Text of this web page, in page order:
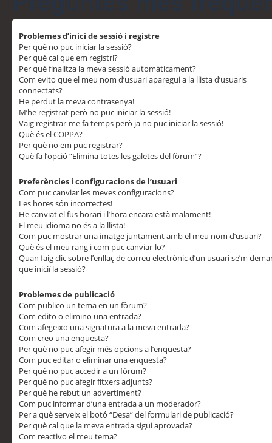
Problemes d’inici de sessió i registre
Per què no puc iniciar la sessió?
Per què cal que em registri?
Per què finalitza la meva sessió automàticament?
Com evito que el meu nom d’usuari aparegui a la llista d’usuaris
connectats?
He perdut la meva contrasenya!
M’he registrat però no puc iniciar la sessió!
Vaig registrar-me fa temps però ja no puc iniciar la sessió!
Què és el COPPA?
Per què no em puc registrar?
Què fa l’opció “Elimina totes les galetes del fòrum”?
Preferències i configuracions de l’usuari
Com puc canviar les meves configuracions?
Les hores són incorrectes!
He canviat el fus horari i l’hora encara està malament!
El meu idioma no és a la llista!
Com puc mostrar una imatge juntament amb el meu nom d’usuari?
Què és el meu rang i com puc canviar-lo?
Quan faig clic sobre l’enllaç de correu electrònic d’un usuari se’m
que iniciï la sessió?
Problemes de publicació
Com publico un tema en un fòrum?
Com edito o elimino una entrada?
Com afegeixo una signatura a la meva entrada?
Com creo una enquesta?
Per què no puc afegir més opcions a l’enquesta?
Com puc editar o eliminar una enquesta?
Per què no puc accedir a un fòrum?
Per què no puc afegir fitxers adjunts?
Per què he rebut un advertiment?
Com puc informar d’una entrada a un moderador?
Per a què serveix el botó “Desa” del formulari de publicació?
Per què cal que la meva entrada sigui aprovada?
Com reactivo el meu tema?